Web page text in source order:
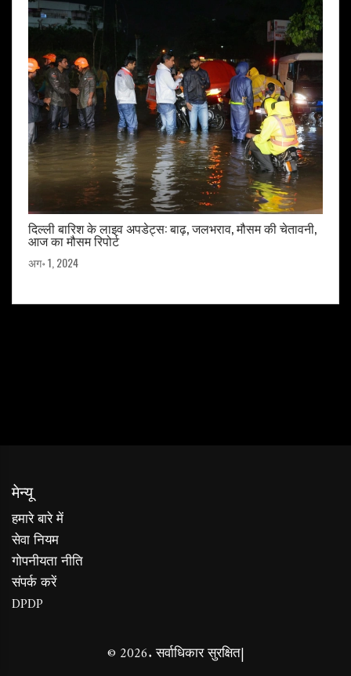
दिल्ली बारिश के लाइव अपडेट्स: बाढ़, जलभराव, मौसम की चेतावनी,
आज का मौसम रिपोर्ट
अग॰ 1, 2024
मेन्यू
हमारे बारे में
सेवा नियम
गोपनीयता नीति
संपर्क करें
DPDP
© 2026. सर्वाधिकार सुरक्षित|